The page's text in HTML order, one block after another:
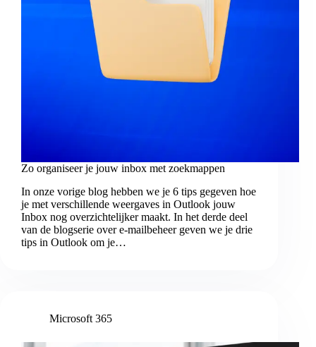
Zo organiseer je jouw inbox met zoekmappen
In onze vorige blog hebben we je 6 tips gegeven hoe
je met verschillende weergaves in Outlook jouw
Inbox nog overzichtelijker maakt. In het derde deel
van de blogserie over e-mailbeheer geven we je drie
tips in Outlook om je…
Microsoft 365